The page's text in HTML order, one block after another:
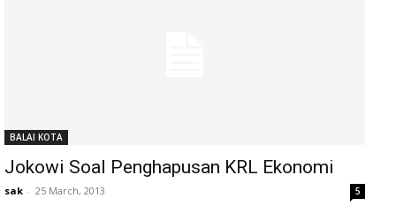
BALAI KOTA
Jokowi Soal Penghapusan KRL Ekonomi
sak - 25 March, 2013 5